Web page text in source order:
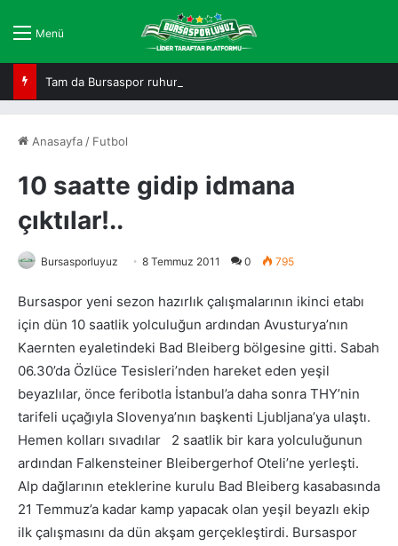
Menü
Tam da Bursaspor ruhuna uygun!
Anasayfa / Futbol
10 saatte gidip idmana
çıktılar!..
Bursasporluyuz 8 Temmuz 2011 0 795
Bursaspor yeni sezon hazırlık çalışmalarının ikinci etabı
için dün 10 saatlik yolculuğun ardından Avusturya’nın
Kaernten eyaletindeki Bad Bleiberg bölgesine gitti. Sabah
06.30’da Özlüce Tesisleri’nden hareket eden yeşil
beyazlılar, önce feribotla İstanbul’a daha sonra THY’nin
tarifeli uçağıyla Slovenya’nın başkenti Ljubljana’ya ulaştı.
Hemen kolları sıvadılar 2 saatlik bir kara yolculuğunun
ardından Falkensteiner Bleibergerhof Oteli’ne yerleşti.
Alp dağlarının eteklerine kurulu Bad Bleiberg kasabasında
21 Temmuz’a kadar kamp yapacak olan yeşil beyazlı ekip
ilk çalışmasını da dün akşam gerçekleştirdi. Bursaspor